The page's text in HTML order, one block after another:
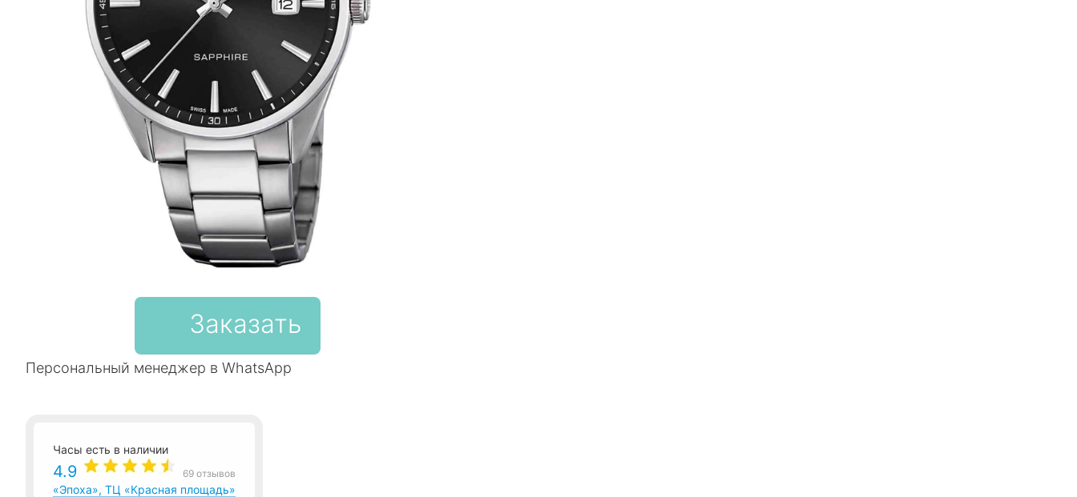
Заказать
Персональный менеджер в WhatsApp
Часы есть в наличии
4.9 69 отзывов
«Эпоха», ТЦ «Красная площадь»